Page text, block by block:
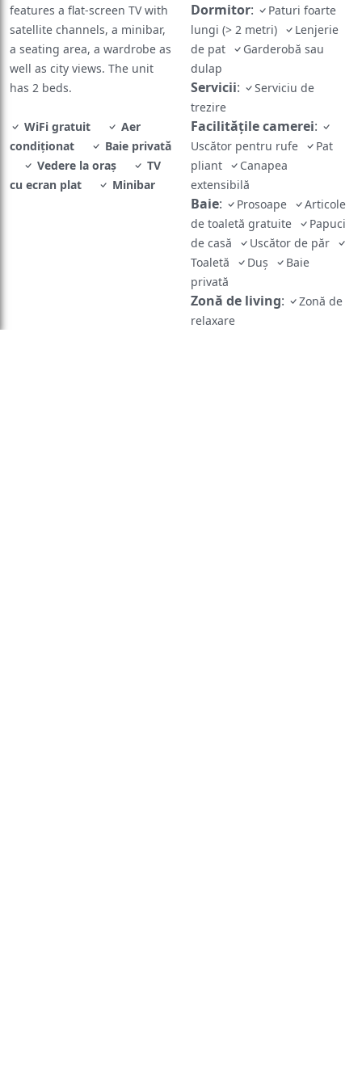
features a flat-screen TV with
satellite channels, a minibar,
a seating area, a wardrobe as
well as city views. The unit
has 2 beds.
WiFi gratuit
Aer
condiționat
Baie privată
Vedere la oraș
TV
cu ecran plat
Minibar
Dormitor:
Paturi foarte
lungi (> 2 metri)
Lenjerie
de pat
Garderobă sau
dulap
Servicii:
Serviciu de
trezire
Facilităţile camerei:
Uscător pentru rufe
Pat
pliant
Canapea
extensibilă
Baie: Prosoape
Articole
de toaletă gratuite
Papuci
de casă
Uscător de păr
Toaletă
Duș
Baie
privată
Zonă de living:
Zonă de
relaxare